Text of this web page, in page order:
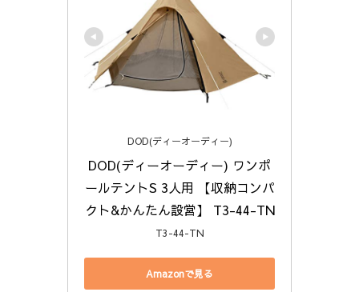
DOD(ディーオーディー)
DOD(ディーオーディー) ワンポ
ールテントS 3人用 【収納コンパ
クト&かんたん設営】 T3-44-TN
T3-44-TN
Amazonで見る